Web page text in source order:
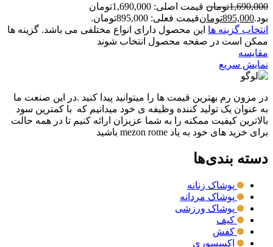
1,690,000تومان
قیمت اصلی: 1,690,000تومان
بود.895,000تومانقیمت فعلی: 895,000تومان.
انتخاب گزینه ها این محصول دارای انواع مختلفی می باشد. گزینه ها
ممکن است در صفحه محصول انتخاب شوند
مقايسه
نمایش سریع
در مزون رم بهترین قیمت ها را میتوانید پیدا کنید .در این صنعت ما
به عنوان یک تولید کننده وظیفه ی خود میدانیم که با کمترین سود
بالاترین کیفیت ممکنه را به شما عزیزان ارائه کنیم تا در همه حالت
برای خرید های خود به یاد mezon rome باشید
دسته بندی‌ها
پوشاک زنانه
پوشاک مردانه
پوشاک ورزشی
کیف
کفش
اکسسوری